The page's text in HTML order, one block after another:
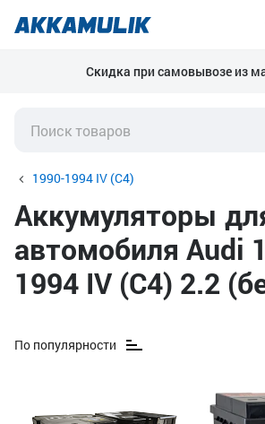
Скидка при самовывозе из
1990-1994 IV (C4)
Аккумуляторы
автомобиля Audi
1994 IV (C4) 2.2
По популярности